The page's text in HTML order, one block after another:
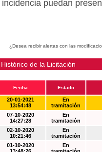
incidencia puedan
¿Desea recibir alertas con las
Histórico de la Licitación
Fecha Estado
20-01-2021
13:54:48
En
tramitación
07-10-2020
14:27:28
En
tramitación
02-10-2020
10:21:46
En
tramitación
01-10-2020
En